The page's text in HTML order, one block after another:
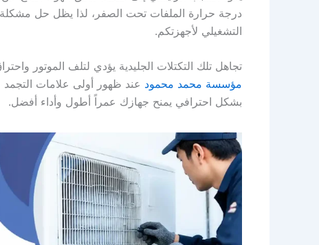
درجة حرارة الملفات تحت الصفر، لذا يظل حل مشكلة
التشغيلي لأجهزتكم.
تجاهل تلك التكتلات الجليدية يؤدي لتلف الموتور
مؤسسة محمد محمود عند ظهور أولى علامات التجمد
بشكل احترافي يمنح جهازك عمراً أطول وأداء أفضل.